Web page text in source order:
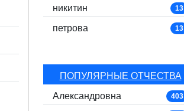
никитин 13
петрова 13
ПОПУЛЯРНЫЕ ОТЧЕСТВА
Александровна
403